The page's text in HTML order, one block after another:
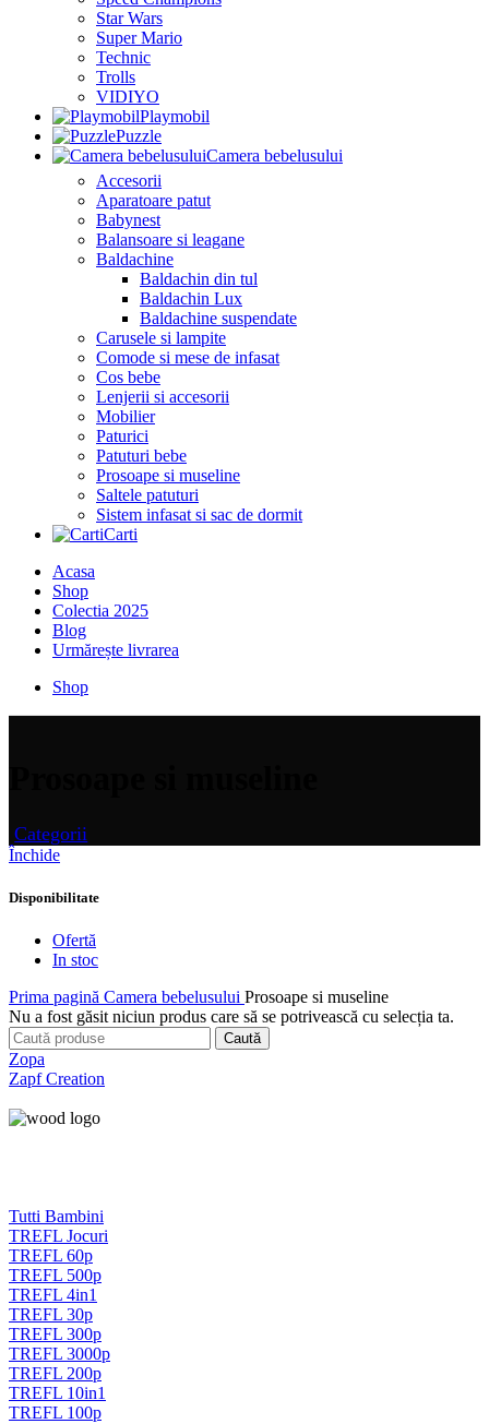
Star Wars
Super Mario
Technic
Trolls
VIDIYO
Playmobil
Puzzle
Camera bebelusului
Accesorii
Aparatoare patut
Babynest
Balansoare si leagane
Baldachine
Baldachin din tul
Baldachin Lux
Baldachine suspendate
Carusele si lampite
Comode si mese de infasat
Cos bebe
Lenjerii si accesorii
Mobilier
Paturici
Patuturi bebe
Prosoape si museline
Saltele patuturi
Sistem infasat si sac de dormit
Carti
Acasa
Shop
Colectia 2025
Blog
Urmărește livrarea
Shop
Categorii
Închide
Disponibilitate
Ofertă
In stoc
Prima pagină Camera bebelusului Prosoape si museline
Nu a fost găsit niciun produs care să se potrivească cu selecția ta.
Caută
Zopa
Zapf Creation
Tutti Bambini
TREFL Jocuri
TREFL 60p
TREFL 500p
TREFL 4in1
TREFL 30p
TREFL 300p
TREFL 3000p
TREFL 200p
TREFL 10in1
TREFL 100p